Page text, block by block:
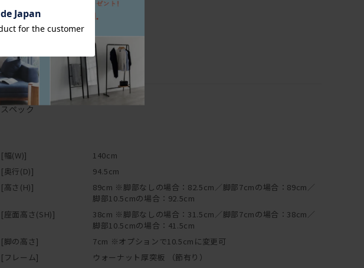
スペック
[幅(W)]
140cm
[奥行(D)]
94.5cm
[高さ(H)]
89cm ※脚部なしの場合：82.5cm／脚部7cmの場合：89cm／
脚部10.5cmの場合：92.5cm
[座面高さ(SH)]
38cm ※脚部なしの場合：31.5cm／脚部7cmの場合：38cm／
脚部10.5cmの場合：41.5cm
[脚の高さ]
7cm ※オプションで10.5cmに変更可
[フレーム]
ウォーナット厚突板 （節有り）